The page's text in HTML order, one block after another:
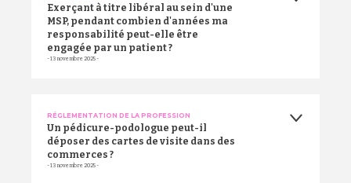
Exerçant à titre libéral au sein d'une
MSP, pendant combien d'années ma
responsabilité peut-elle être
engagée par un patient ?
- 13 novembre 2025 -
RÉGLEMENTATION DE LA PROFESSION
Un pédicure-podologue peut-il
déposer des cartes de visite dans des
commerces ?
- 13 novembre 2025 -